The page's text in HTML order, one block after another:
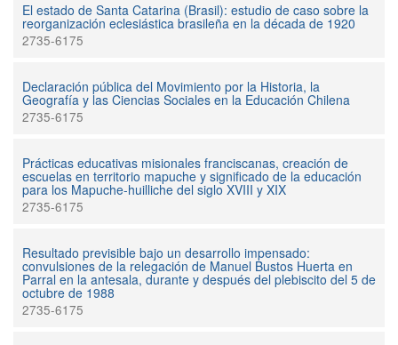
El estado de Santa Catarina (Brasil): estudio de caso sobre la
reorganización eclesiástica brasileña en la década de 1920
2735-6175
Declaración pública del Movimiento por la Historia, la
Geografía y las Ciencias Sociales en la Educación Chilena
2735-6175
Prácticas educativas misionales franciscanas, creación de
escuelas en territorio mapuche y significado de la educación
para los Mapuche-huilliche del siglo XVIII y XIX
2735-6175
Resultado previsible bajo un desarrollo impensado:
convulsiones de la relegación de Manuel Bustos Huerta en
Parral en la antesala, durante y después del plebiscito del 5 de
octubre de 1988
2735-6175